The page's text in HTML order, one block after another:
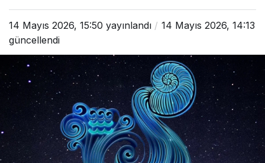
14 Mayıs 2026, 15:50 yayınlandı
14 Mayıs 2026, 14:13
güncellendi